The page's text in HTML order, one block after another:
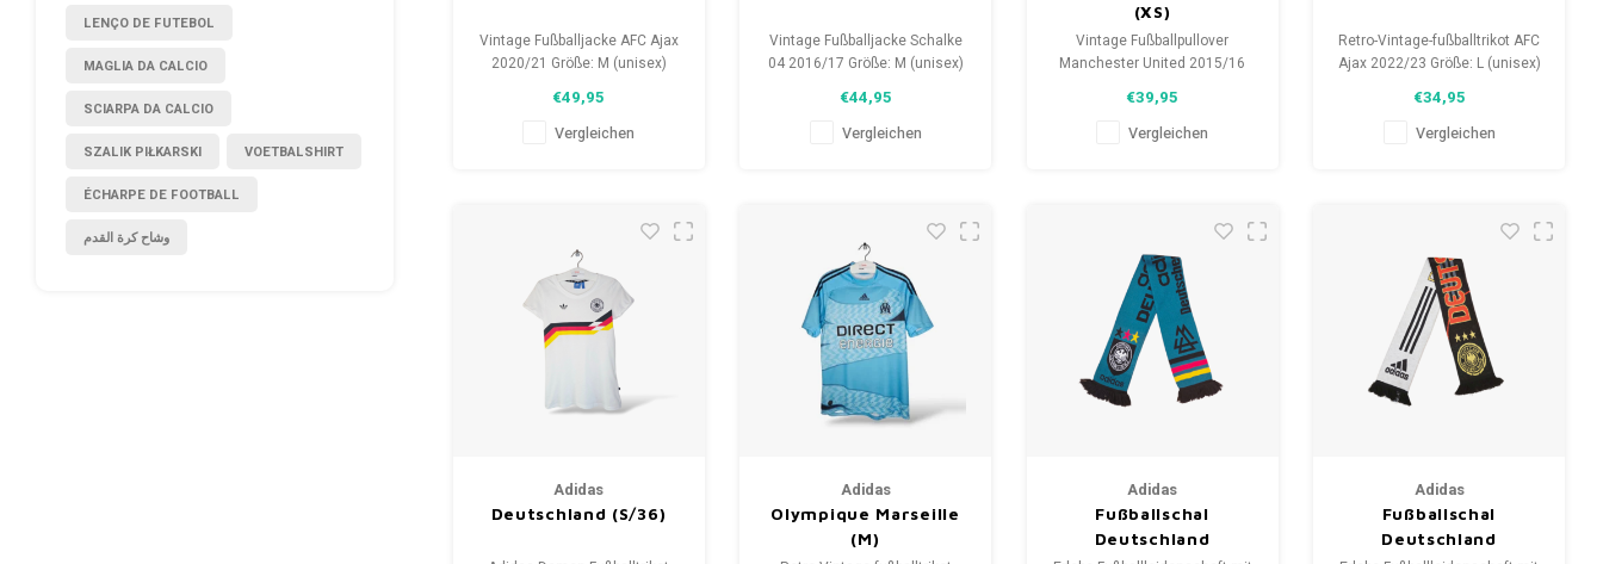
LENÇO DE FUTEBOL
MAGLIA DA CALCIO
SCIARPA DA CALCIO
SZALIK PIŁKARSKI VOETBALSHIRT
ÉCHARPE DE FOOTBALL
وشاح كرة القدم
Vintage Fußballjacke AFC Ajax
2020/21 Größe: M (unisex)
€49,95
Vergleichen
Vintage Fußballjacke Schalke
04 2016/17 Größe: M (unisex)
€44,95
Vergleichen
(XS)
Vintage Fußballpullover
Manchester United 2015/16
9.5/10 (gebraucht)
€39,95
Vergleichen
Retro-Vintage-fußballtrikot AFC
Ajax 2022/23 Größe: L (unisex)
10/10 (gebraucht)
€34,95
Vergleichen
Adidas
Deutschland (S/36)
Adidas
Olympique Marseille
(M)
Adidas
Fußballschal
Deutschland
Adidas
Fußballschal
Deutschland